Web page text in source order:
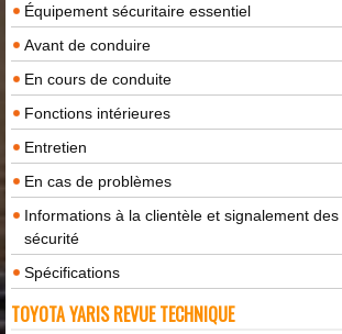
Équipement sécuritaire essentiel
Avant de conduire
En cours de conduite
Fonctions intérieures
Entretien
En cas de problèmes
Informations à la clientèle et signalement
sécurité
Spécifications
TOYOTA YARIS REVUE TECHNIQUE